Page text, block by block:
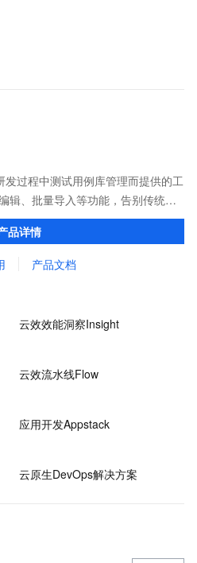
过程中测试用例库管理而提供的工
辑、批量导入等功能，告别传统项
例信息共享不易的问题，成为测试
品详情
产品文档
云效效能洞察Insight
云效流水线Flow
应用开发Appstack
云原生DevOps解决方案